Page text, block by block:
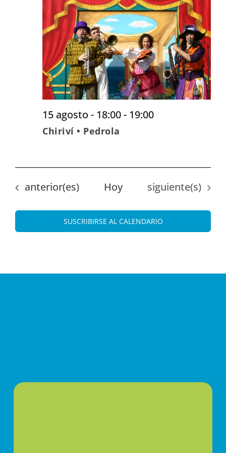
vistas
de
15 agosto - 18:00- 19:00
Chiriví • Pedrola
Eventos
anterior(es) Hoy Eventos
siguiente(s)
SUSCRIBIRSE AL CALENDARIO